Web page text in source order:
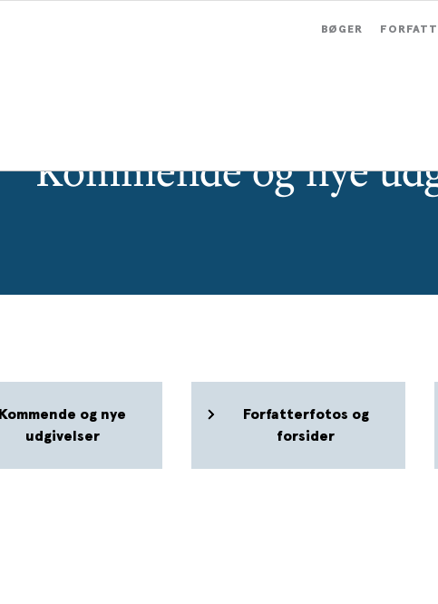
BØGER
Kommende og nye
Kommende og nye
udgivelser
Forfatterfotos og
forsider